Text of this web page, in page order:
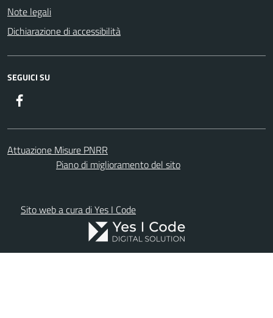
Note legali
Dichiarazione di accessibilità
SEGUICI SU
Attuazione Misure PNRR
Piano di miglioramento del sito
Sito web a cura di Yes I Code